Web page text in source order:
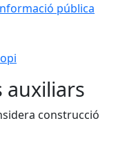
pública
auxiliars
construcció